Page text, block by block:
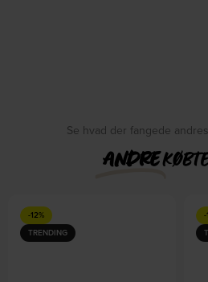
Se hvad der fangede
ANDRE
-12%
TRENDING
-